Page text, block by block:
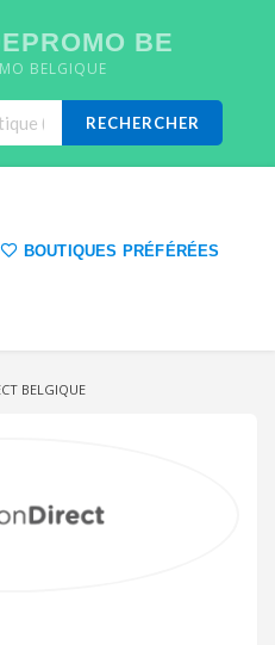
BE
BELGIQUE
RECHERCHER
BOUTIQUES PRÉFÉRÉES
BELGIQUE